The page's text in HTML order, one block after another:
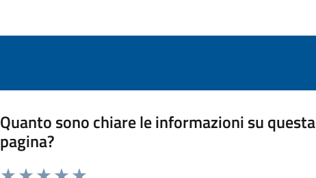
Quanto sono chiare le informazioni su questa
pagina?
Valuta da 1 a 5 stelle la pagina